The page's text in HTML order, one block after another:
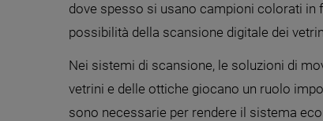
dove spesso si usano campioni colorati in
possibilità della scansione digitale dei
Nei sistemi di scansione, le soluzioni di
vetrini e delle ottiche giocano un ruolo
sono necessarie per rendere il sistema